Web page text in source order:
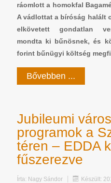
ráomlott a homokfal
A vádlottat a bíróság halált
elkövetett gondatlan
mondta ki bűnösnek, és
forint bűnügyi költség
Bővebben ...
Jubileumi
programok a
téren – EDDA
fűszerezve
Írta: Nagy Sándor Készült: